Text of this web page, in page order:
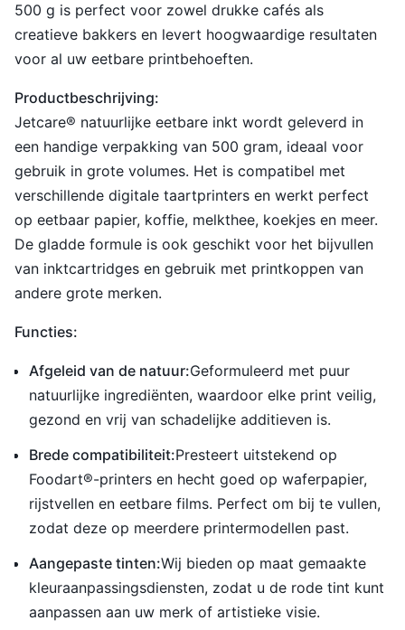
500 g is perfect voor zowel drukke cafés als
creatieve bakkers en levert hoogwaardige resultaten
voor al uw eetbare printbehoeften.
Productbeschrijving:
Jetcare® natuurlijke eetbare inkt wordt geleverd in
een handige verpakking van 500 gram, ideaal voor
gebruik in grote volumes. Het is compatibel met
verschillende digitale taartprinters en werkt perfect
op eetbaar papier, koffie, melkthee, koekjes en meer.
De gladde formule is ook geschikt voor het bijvullen
van inktcartridges en gebruik met printkoppen van
andere grote merken.
Functies:
Afgeleid van de natuur:Geformuleerd met puur
natuurlijke ingrediënten, waardoor elke print veilig,
gezond en vrij van schadelijke additieven is.
Brede compatibiliteit:Presteert uitstekend op
Foodart®-printers en hecht goed op waferpapier,
rijstvellen en eetbare films. Perfect om bij te vullen,
zodat deze op meerdere printermodellen past.
Aangepaste tinten:Wij bieden op maat gemaakte
kleuraanpassingsdiensten, zodat u de rode tint kunt
aanpassen aan uw merk of artistieke visie.